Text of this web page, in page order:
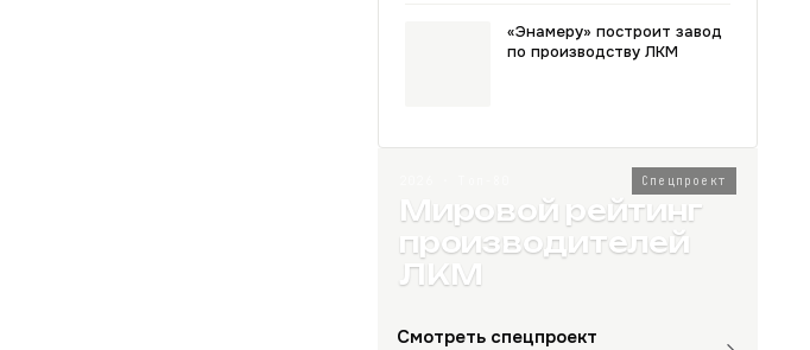
«Энамеру» построит завод
по производству ЛКМ
Спецпроект
Мировой рейтинг
производителей
ЛКМ
Смотреть спецпроект